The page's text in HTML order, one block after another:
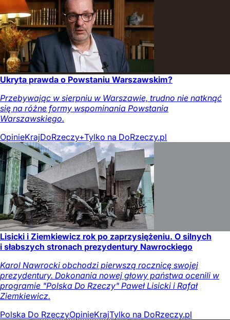
Ukryta prawda o Powstaniu Warszawskim?
Przebywając w sierpniu w Warszawie, trudno nie natknąć
się na różne formy wspominania Powstania
Warszawskiego.
OpinieKrajDoRzeczy+Tylko na DoRzeczy.pl
Lisicki i Ziemkiewicz rok po zaprzysiężeniu. O silnych
i słabszych stronach prezydentury Nawrockiego
Karol Nawrocki obchodzi pierwszą rocznicę swojej
prezydentury. Dokonania nowej głowy państwa ocenili w
programie "Polska Do Rzeczy" Paweł Lisicki i Rafał
Ziemkiewicz.
Polska Do RzeczyOpinieKrajTylko na DoRzeczy.pl